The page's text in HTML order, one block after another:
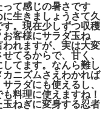
て感じの暑さです
生きましょうさて久
す。現在少しずつ収穫
客様にサラダ玉ね
れますが、実は大変
てるからで、甘く、
てます。なんら難し
ニズムさえわかれば
ラダにも使えるし、
料理に使えますね！
ねぎに変身する忍者